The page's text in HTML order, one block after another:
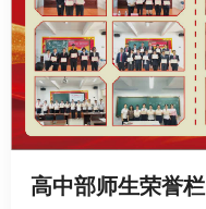
高中部师生荣誉栏